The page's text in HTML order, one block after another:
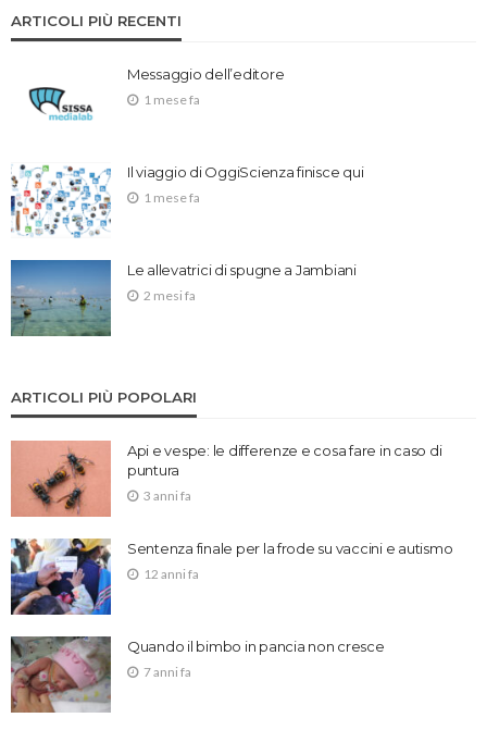
ARTICOLI PIÙ RECENTI
Messaggio dell’editore
1 mese fa
Il viaggio di OggiScienza finisce qui
1 mese fa
Le allevatrici di spugne a Jambiani
2 mesi fa
ARTICOLI PIÙ POPOLARI
Api e vespe: le differenze e cosa fare in caso di
puntura
3 anni fa
Sentenza finale per la frode su vaccini e autismo
12 anni fa
Quando il bimbo in pancia non cresce
7 anni fa